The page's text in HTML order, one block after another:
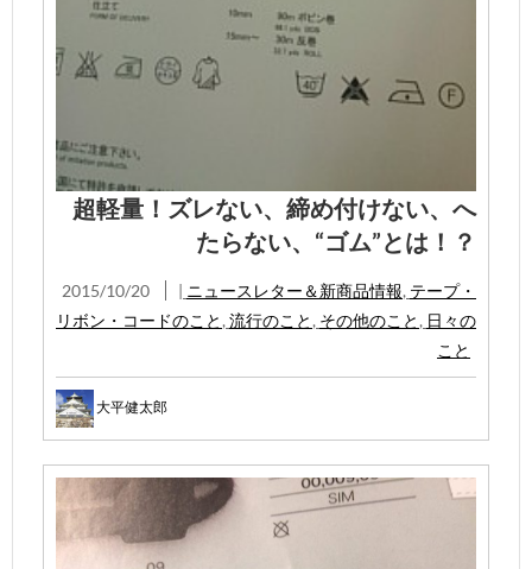
超軽量！ズレない、締め付けない、へ
たらない、“ゴム”とは！？
2015/10/20 | ニュースレター＆新商品情報, テープ・
リボン・コードのこと , 流行のこと , その他のこと , 日々の
こと
大平健太郎